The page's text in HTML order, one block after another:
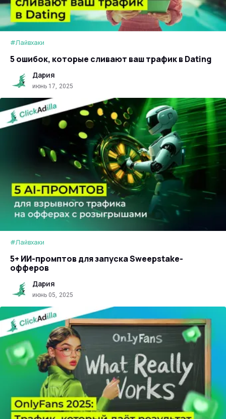
#Лайвхаки
5 ошибок, которые сливают ваш трафик в Dating
Дария
июнь 17, 2025
#Лайвхаки
5+ ИИ-промптов для запуска Sweepstake-
офферов
Дария
июнь 05, 2025